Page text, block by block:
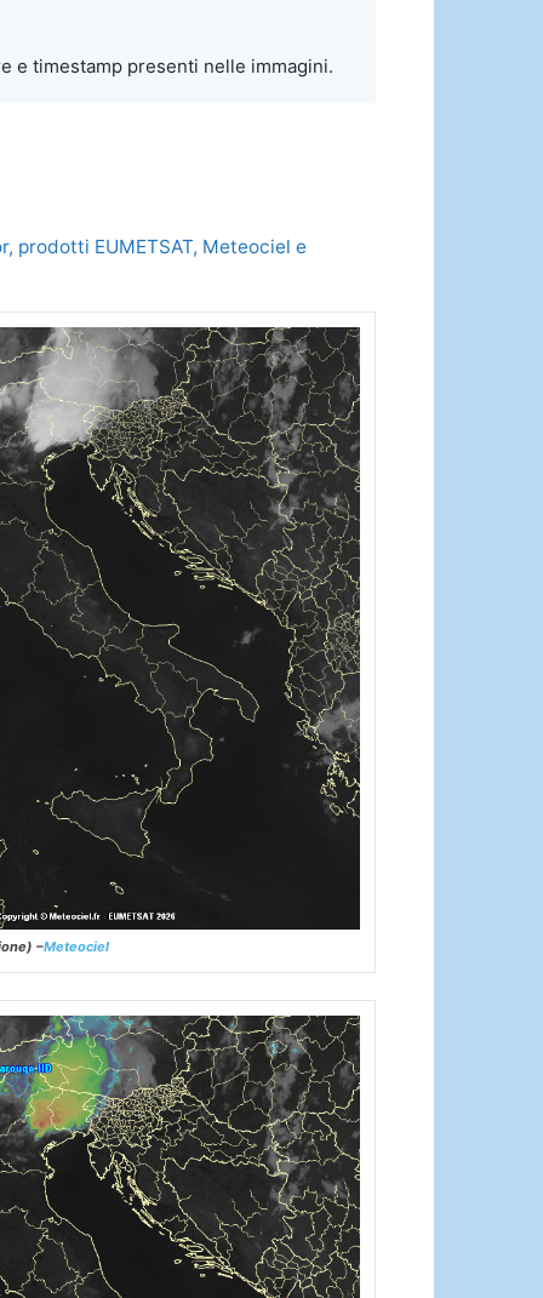
e timestamp presenti nelle immagini.
prodotti EUMETSAT, Meteociel e
–Meteociel